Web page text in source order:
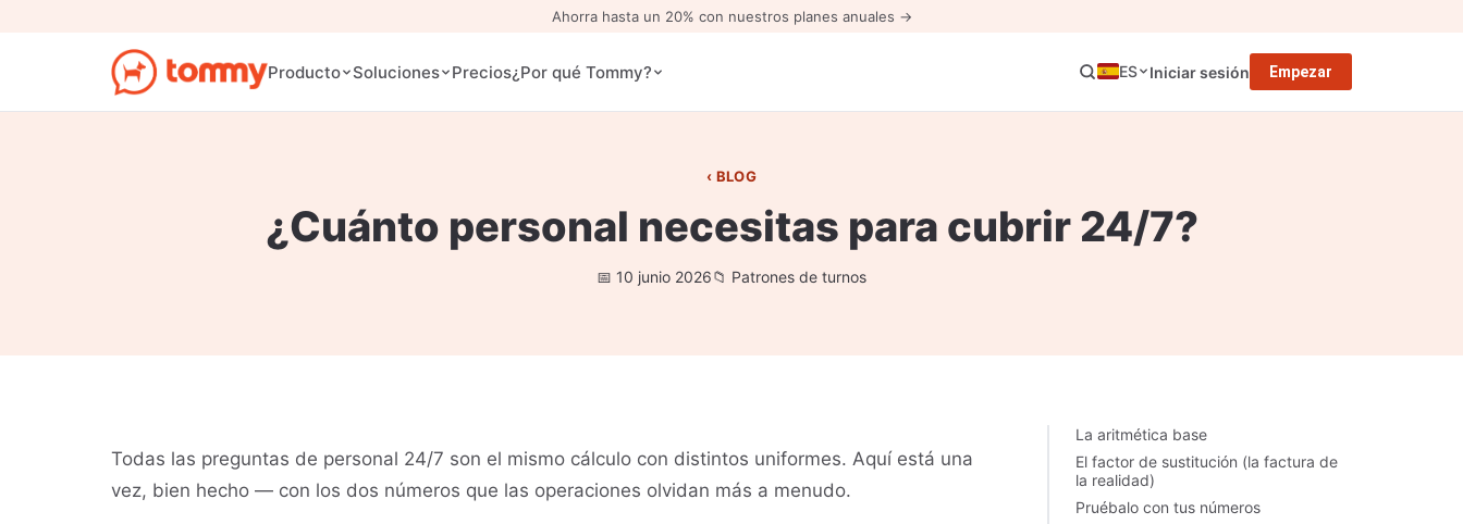
Ahorra hasta un 20% con nuestros planes anuales →
Producto Soluciones Precios¿Por qué Tommy? ES Iniciar sesión Empezar
BLOG
¿Cuánto personal necesitas para cubrir 24/7?
10 junio 2026 Patrones de turnos
Todas las preguntas de personal 24/7 son el mismo cálculo con distintos uniformes. Aquí está una
vez, bien hecho — con los dos números que las operaciones olvidan más a menudo.
La aritmética base
El factor de sustitución (la factura de
la realidad)
Pruébalo con tus números